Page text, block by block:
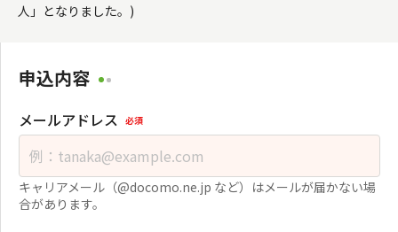
人」となりました。)
申込内容
メールアドレス 必須
キャリアメール（@docomo.ne.jp など）はメールが届かない場
合があります。